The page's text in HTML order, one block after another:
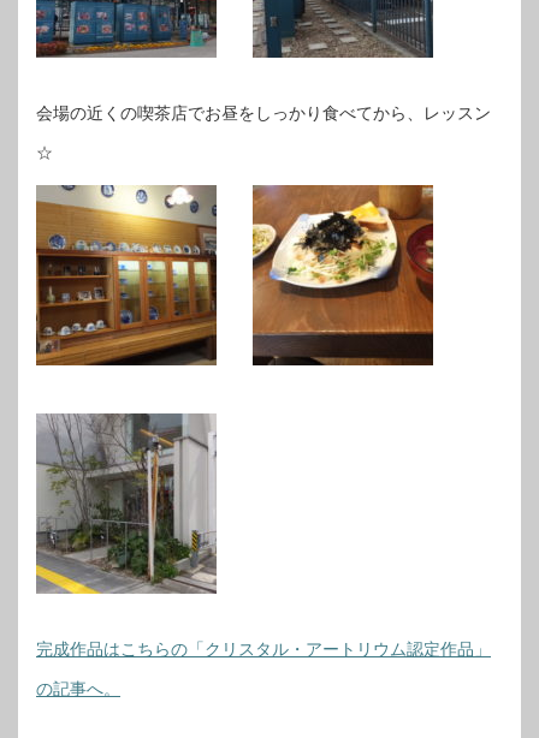
会場の近くの喫茶店でお昼をしっかり食べてから、レッスン
☆
完成作品はこちらの「クリスタル・アートリウム認定作品」
の記事へ。